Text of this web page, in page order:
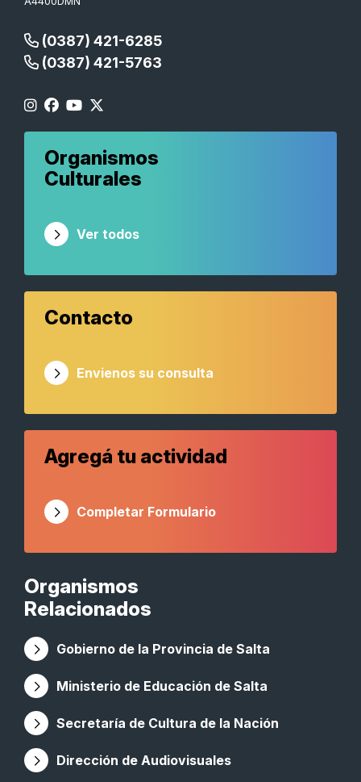
(0387) 421-6285
(0387) 421-5763
Organismos
Relacionados
Gobierno de la Provincia de Salta
Ministerio de Educación de Salta
Secretaría de Cultura de la Nación
Dirección de Audiovisuales
Organismos
Culturales
Ver todos
Contacto
Envienos su consulta
Agregá tu actividad
Completar Formulario